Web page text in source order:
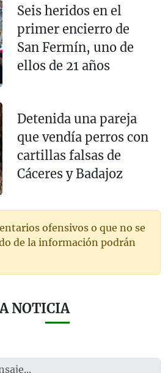
Seis heridos en el
primer encierro de
San Fermín, uno de
ellos de 21 años
Detenida una pareja
que vendía perros con
cartillas falsas de
Cáceres y Badajoz
ofensivos o que no se
de la información podrán
NOTICIA